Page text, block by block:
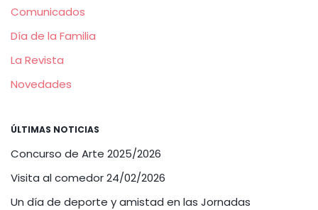
Comunicados
Día de la Familia
La Revista
Novedades
ÚLTIMAS NOTICIAS
Concurso de Arte 2025/2026
Visita al comedor 24/02/2026
Un día de deporte y amistad en las Jornadas